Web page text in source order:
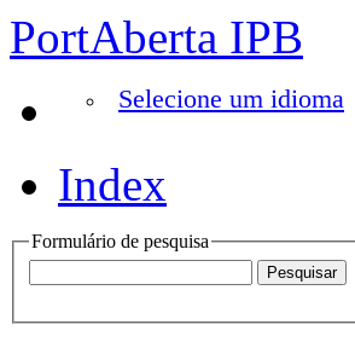
PortAberta IPB
Selecione um idioma
Index
Formulário de pesquisa